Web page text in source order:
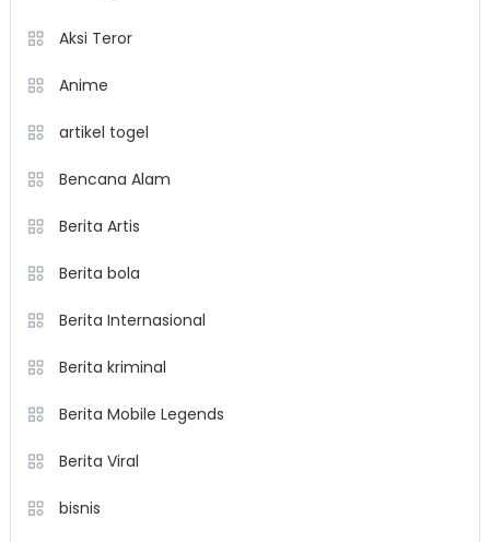
Aksi Teror
Anime
artikel togel
Bencana Alam
Berita Artis
Berita bola
Berita Internasional
Berita kriminal
Berita Mobile Legends
Berita Viral
bisnis